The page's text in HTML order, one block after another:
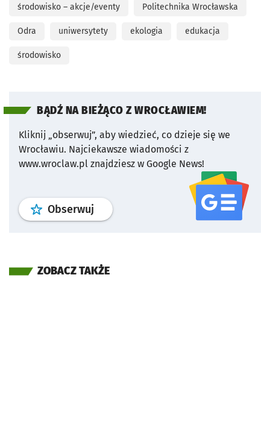
środowisko – akcje/eventy Politechnika Wrocławska
Odra uniwersytety ekologia edukacja
środowisko
BĄDŹ NA BIEŻĄCO Z WROCŁAWIEM!
Kliknij „obserwuj”, aby wiedzieć, co dzieje się we
Wrocławiu. Najciekawsze wiadomości z
www.wroclaw.pl znajdziesz w Google News!
Obserwuj profil serwisu
ZOBACZ TAKŻE